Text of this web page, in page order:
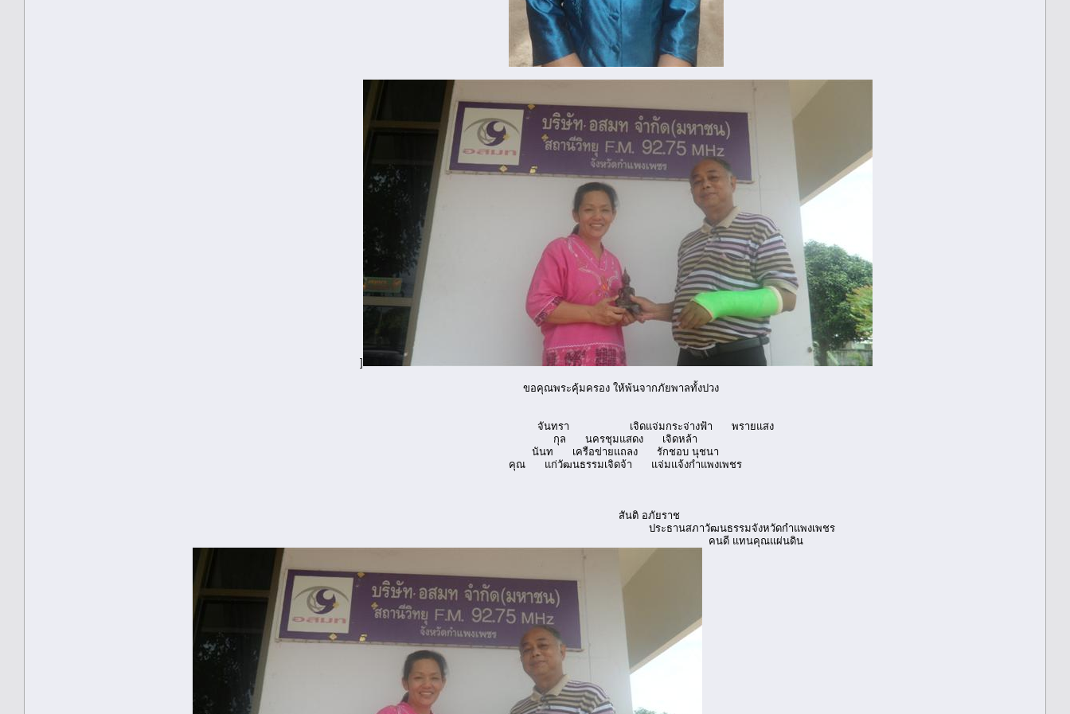
]
ขอคุณพระคุ้มครอง ให้พ้นจากภัยพาลทั้งปวง
จันทรา เจิดแจ่มกระจ่างฟ้า พรายแสง
กุล นครชุมแสดง เจิดหล้า
นันท เครือข่ายแถลง รักชอบ นุชนา
คุณ แก่วัฒนธรรมเจิดจ้า แจ่มแจ้งกำแพงเพชร
สันติ อภัยราช
ประธานสภาวัฒนธรรมจังหวัดกำแพงเพชร
คนดี แทนคุณแผ่นดิน